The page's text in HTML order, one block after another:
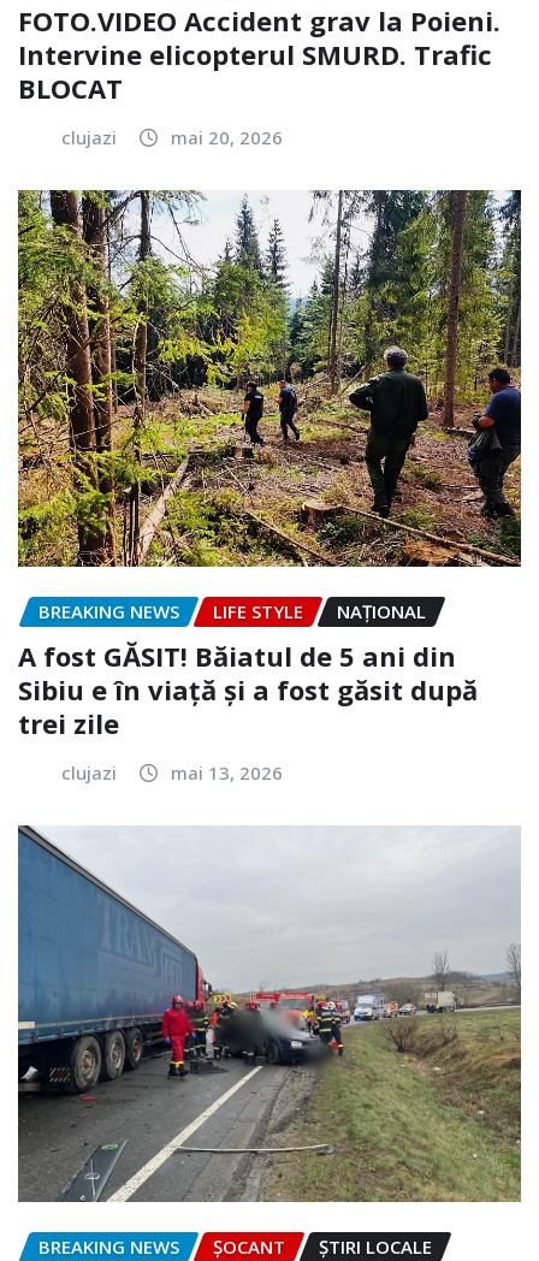
FOTO.VIDEO Accident grav la Poieni.
Intervine elicopterul SMURD. Trafic
BLOCAT
clujazi mai 20, 2026
BREAKING NEWS LIFE STYLE NAŢIONAL
A fost GĂSIT! Băiatul de 5 ani din
Sibiu e în viață și a fost găsit după
trei zile
clujazi mai 13, 2026
BREAKING NEWS ȘOCANT ȘTIRI LOCALE